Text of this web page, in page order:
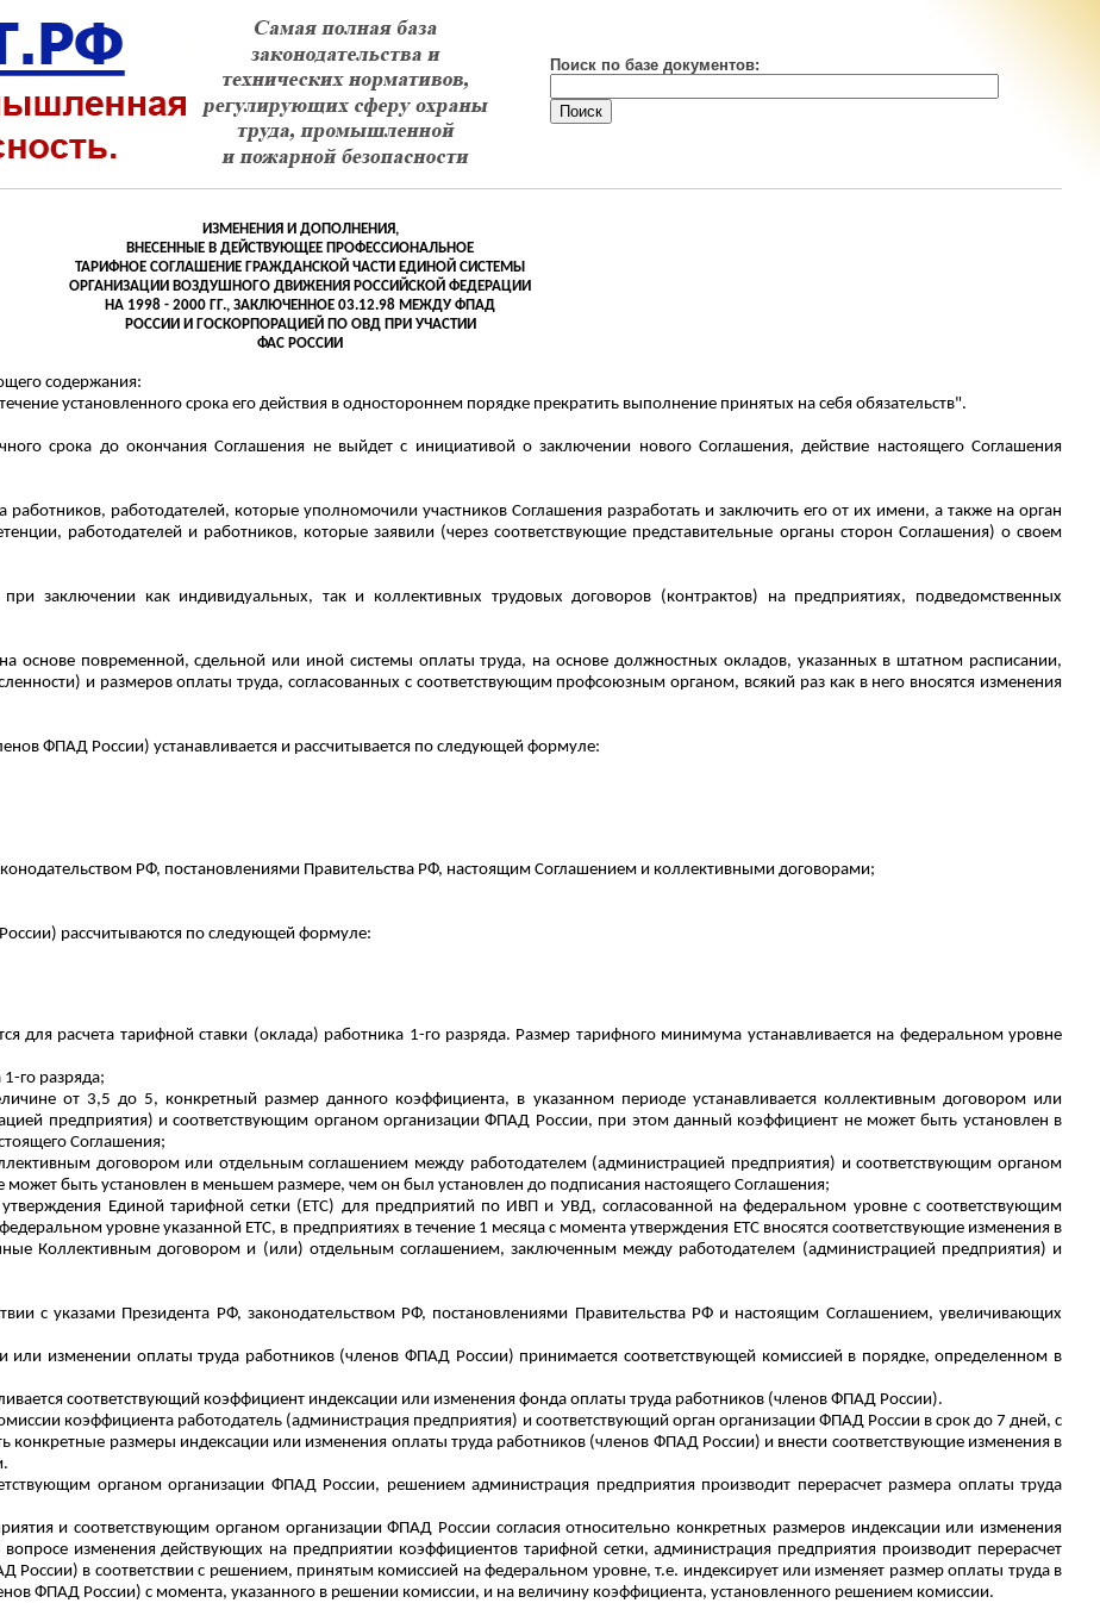
Поиск по базе документов:
ИЗМЕНЕНИЯ И ДОПОЛНЕНИЯ,
ВНЕСЕННЫЕ В ДЕЙСТВУЮЩЕЕ ПРОФЕССИОНАЛЬНОЕ
ТАРИФНОЕ СОГЛАШЕНИЕ ГРАЖДАНСКОЙ ЧАСТИ ЕДИНОЙ СИСТЕМЫ
ОРГАНИЗАЦИИ ВОЗДУШНОГО ДВИЖЕНИЯ РОССИЙСКОЙ ФЕДЕРАЦИИ
НА 1998 - 2000 ГГ., ЗАКЛЮЧЕННОЕ 03.12.98 МЕЖДУ ФПАД
РОССИИ И ГОСКОРПОРАЦИЕЙ ПО ОВД ПРИ УЧАСТИИ
ФАС РОССИИ
содержания:
установленного срока его действия в одностороннем порядке прекратить выполнение принятых на себя обязательств".
срока до окончания Соглашения не выйдет с инициативой о заключении нового Соглашения, действие настоящего Соглашения
работников, работодателей, которые уполномочили участников Соглашения разработать и заключить его от их имени, а также на орган
работодателей и работников, которые заявили (через соответствующие представительные органы сторон Соглашения) о своем
заключении как индивидуальных, так и коллективных трудовых договоров (контрактов) на предприятиях, подведомственных
основе повременной, сдельной или иной системы оплаты труда, на основе должностных окладов, указанных в штатном расписании,
и размеров оплаты труда, согласованных с соответствующим профсоюзным органом, всякий раз как в него вносятся изменения
ФПАД России) устанавливается и рассчитывается по следующей формуле:
РФ, постановлениями Правительства РФ, настоящим Соглашением и коллективными договорами;
рассчитываются по следующей формуле:
для расчета тарифной ставки (оклада) работника 1-го разряда. Размер тарифного минимума устанавливается на федеральном уровне
го разряда;
от 3,5 до 5, конкретный размер данного коэффициента, в указанном периоде устанавливается коллективным договором или
предприятия) и соответствующим органом организации ФПАД России, при этом данный коэффициент не может быть установлен в
Соглашения;
договором или отдельным соглашением между работодателем (администрацией предприятия) и соответствующим органом
быть установлен в меньшем размере, чем он был установлен до подписания настоящего Соглашения;
утверждения Единой тарифной сетки (ЕТС) для предприятий по ИВП и УВД, согласованной на федеральном уровне с соответствующим
уровне указанной ЕТС, в предприятиях в течение 1 месяца с момента утверждения ЕТС вносятся соответствующие изменения в
Коллективным договором и (или) отдельным соглашением, заключенным между работодателем (администрацией предприятия) и
с указами Президента РФ, законодательством РФ, постановлениями Правительства РФ и настоящим Соглашением, увеличивающих
изменении оплаты труда работников (членов ФПАД России) принимается соответствующей комиссией в порядке, определенном в
соответствующий коэффициент индексации или изменения фонда оплаты труда работников (членов ФПАД России).
коэффициента работодатель (администрация предприятия) и соответствующий орган организации ФПАД России в срок до 7 дней, с
конкретные размеры индексации или изменения оплаты труда работников (членов ФПАД России) и внести соответствующие изменения в
органом организации ФПАД России, решением администрация предприятия производит перерасчет размера оплаты труда
и соответствующим органом организации ФПАД России согласия относительно конкретных размеров индексации или изменения
изменения действующих на предприятии коэффициентов тарифной сетки, администрация предприятия производит перерасчет
России) в соответствии с решением, принятым комиссией на федеральном уровне, т.е. индексируетили изменяет размер оплаты трудав
ФПАД России) с момента, указанного в решении комиссии, и на величину коэффициента, установленного решением комиссии.